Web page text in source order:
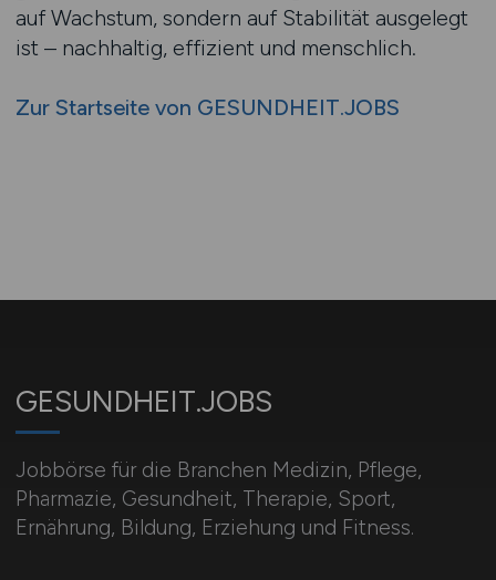
auf Wachstum, sondern auf Stabilität ausgelegt
ist – nachhaltig, effizient und menschlich.
Zur Startseite von GESUNDHEIT.JOBS
GESUNDHEIT.JOBS
Jobbörse für die Branchen Medizin, Pflege,
Pharmazie, Gesundheit, Therapie, Sport,
Ernährung, Bildung, Erziehung und Fitness.